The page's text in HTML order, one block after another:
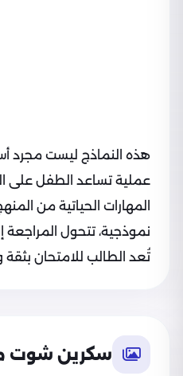
هذه النماذج ليست مجرد
عملية تساعد الطفل على
المهارات الحياتية من
نموذجية، تتحول المراجعة
تُعد الطالب للامتحان بثقة
سكرين شوت